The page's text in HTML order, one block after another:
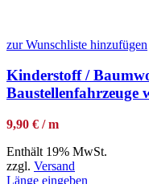
zur Wunschliste hinzufügen
Kinderstoff /
Baustellenfahrzeuge
9,90 € / m
Enthält 19% MwSt.
zzgl. Versand
Länge eingeben